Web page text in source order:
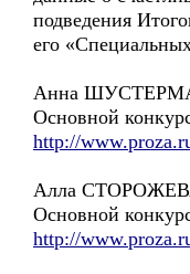
подведения
его
Анна
Основной
http://
Алла
Основной
http://